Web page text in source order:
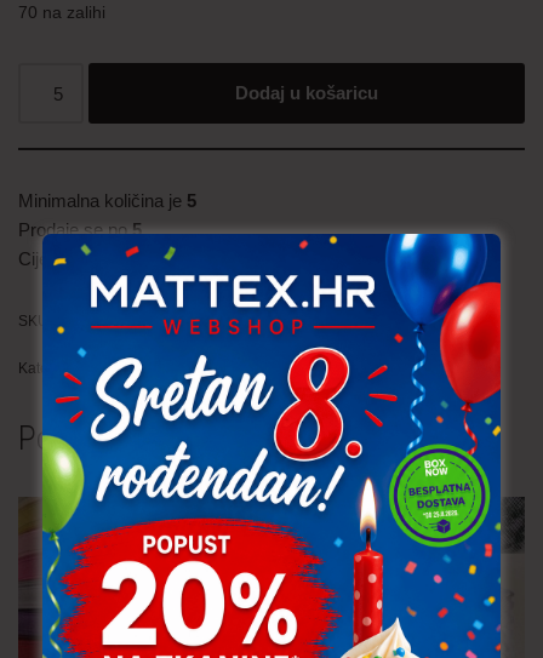
70 na zalihi
Dodaj u košaricu
Minimalna količina je 5
Prodaje se po5
Cijena je po metru
SKU:
Kategorije: Trajno niska cijena! Traka
Povezani proizvodi